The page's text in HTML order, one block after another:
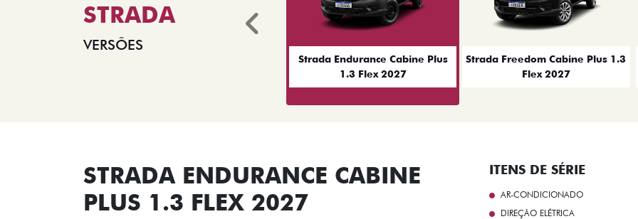
STRADA
VERSÕES
Strada Endurance Cabine Plus
1.3 Flex 2027
Strada Freedom Cabine Plus 1.3
Flex 2027
Anterior
STRADA ENDURANCE CABINE
PLUS 1.3 FLEX 2027
ITENS DE SÉRIE
AR-CONDICIONADO
DIREÇÃO ELÉTRICA